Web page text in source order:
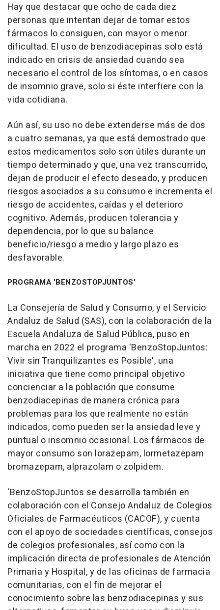
Hay que destacar que ocho de cada diez
personas que intentan dejar de tomar estos
fármacos lo consiguen, con mayor o menor
dificultad. El uso de benzodiacepinas solo está
indicado en crisis de ansiedad cuando sea
necesario el control de los síntomas, o en casos
de insomnio grave, solo si éste interfiere con la
vida cotidiana.
Aún así, su uso no debe extenderse más de dos
a cuatro semanas, ya que está demostrado que
estos medicamentos solo son útiles durante un
tiempo determinado y que, una vez transcurrido,
dejan de producir el efecto deseado, y producen
riesgos asociados a su consumo e incrementa el
riesgo de accidentes, caídas y el deterioro
cognitivo. Además, producen tolerancia y
dependencia, por lo que su balance
beneficio/riesgo a medio y largo plazo es
desfavorable.
PROGRAMA 'BENZOSTOPJUNTOS'
La Consejería de Salud y Consumo, y el Servicio
Andaluz de Salud (SAS), con la colaboración de la
Escuela Andaluza de Salud Pública, puso en
marcha en 2022 el programa 'BenzoStopJuntos:
Vivir sin Tranquilizantes es Posible', una
iniciativa que tiene como principal objetivo
concienciar a la población que consume
benzodiacepinas de manera crónica para
problemas para los que realmente no están
indicados, como pueden ser la ansiedad leve y
puntual o insomnio ocasional. Los fármacos de
mayor consumo son lorazepam, lormetazepam
bromazepam, alprazolam o zolpidem.
'BenzoStopJuntos se desarrolla también en
colaboración con el Consejo Andaluz de Colegios
Oficiales de Farmacéuticos (CACOF), y cuenta
con el apoyo de sociedades científicas, consejos
de colegios profesionales, así como con la
implicación directa de profesionales de Atención
Primaria y Hospital, y de las oficinas de farmacia
comunitarias, con el fin de mejorar el
conocimiento sobre las benzodiacepinas y sus